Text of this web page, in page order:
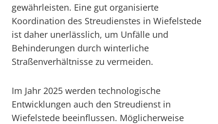
gewährleisten. Eine gut organisierte
Koordination des Streudienstes in Wiefelstede
ist daher unerlässlich, um Unfälle und
Behinderungen durch winterliche
Straßenverhältnisse zu vermeiden.
Im Jahr 2025 werden technologische
Entwicklungen auch den Streudienst in
Wiefelstede beeinflussen. Möglicherweise